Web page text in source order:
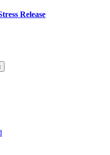
Release